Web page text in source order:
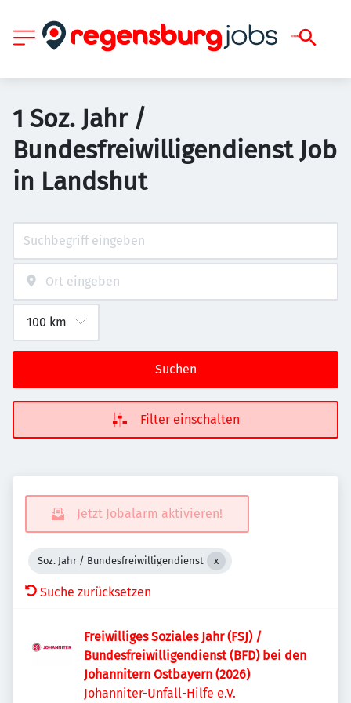
1 Soz. Jahr /
Bundesfreiwilligendienst Job
in Landshut
Suchen
Filter einschalten
Jetzt Jobalarm aktivieren!
Soz. Jahr / Bundesfreiwilligendienst
Suche zurücksetzen
Freiwilliges Soziales Jahr (FSJ) /
Bundesfreiwilligendienst (BFD) bei den
Johannitern Ostbayern (2026)
Johanniter-Unfall-Hilfe e.V.